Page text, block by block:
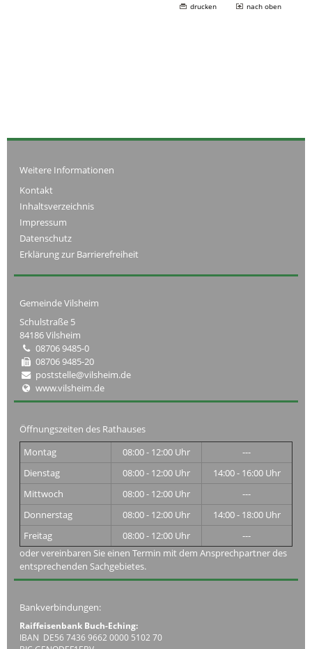
drucken nach oben
Weitere Informationen
Kontakt
Inhaltsverzeichnis
Impressum
Datenschutz
Erklärung zur Barrierefreiheit
Gemeinde Vilsheim
Schulstraße 5
84186 Vilsheim
08706 9485-0
08706 9485-20
poststelle@vilsheim.de
www.vilsheim.de
Öffnungszeiten des Rathauses
Montag
08:00 - 12:00 Uhr
---
Dienstag
08:00 - 12:00 Uhr
14:00 - 16:00 Uhr
Mittwoch
08:00 - 12:00 Uhr
---
Donnerstag
08:00 - 12:00 Uhr
14:00 - 18:00 Uhr
Freitag
08:00 - 12:00 Uhr
---
oder vereinbaren Sie einen Termin mit dem Ansprechpartner des
entsprechenden Sachgebietes.
Bankverbindungen:
Raiffeisenbank Buch-Eching:
IBAN DE56 7436 9662 0000 5102 70